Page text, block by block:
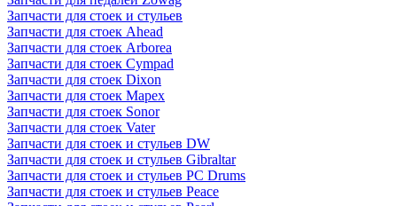
Запчасти для стоек и стульев
Запчасти для стоек Ahead
Запчасти для стоек Arborea
Запчасти для стоек Cympad
Запчасти для стоек Dixon
Запчасти для стоек Mapex
Запчасти для стоек Sonor
Запчасти для стоек Vater
Запчасти для стоек и стульев DW
Запчасти для стоек и стульев Gibraltar
Запчасти для стоек и стульев PC Drums
Запчасти для стоек и стульев Peace